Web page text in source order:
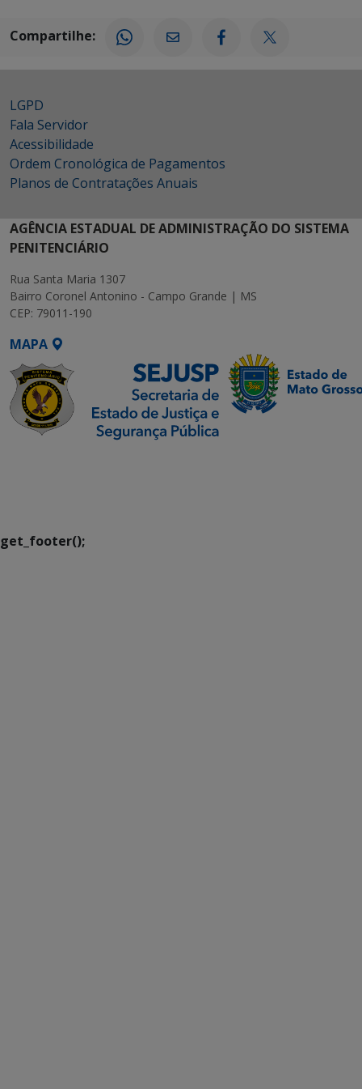
Compartilhe:
LGPD
Fala Servidor
Acessibilidade
Ordem Cronológica de Pagamentos
Planos de Contratações Anuais
AGÊNCIA ESTADUAL DE ADMINISTRAÇÃO DO SISTEMA
PENITENCIÁRIO
Rua Santa Maria 1307
Bairro Coronel Antonino - Campo Grande | MS
CEP: 79011-190
MAPA
get_footer();